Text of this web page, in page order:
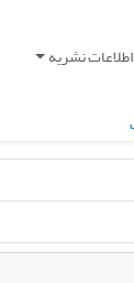
اطلاعات نشریه